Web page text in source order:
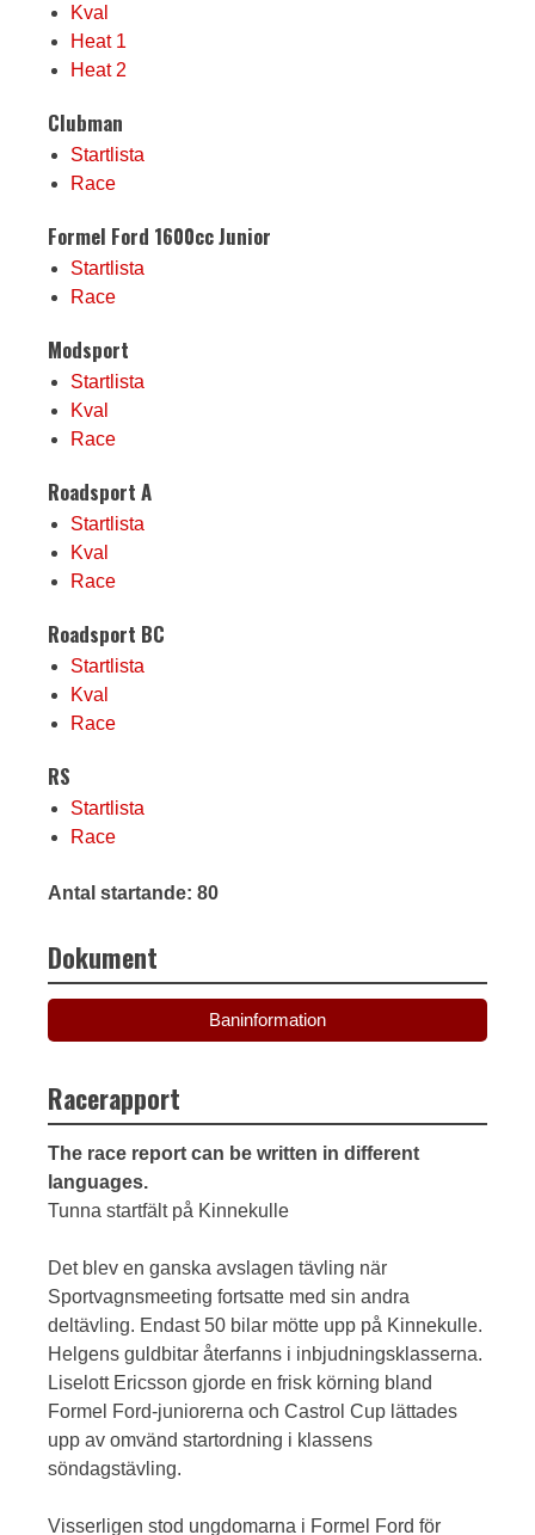
Kval
Heat 1
Heat 2
Clubman
Startlista
Race
Formel Ford 1600cc Junior
Startlista
Race
Modsport
Startlista
Kval
Race
Roadsport A
Startlista
Kval
Race
Roadsport BC
Startlista
Kval
Race
RS
Startlista
Race
Antal startande: 80
Dokument
Baninformation
Racerapport
The race report can be written in different
languages.
Tunna startfält på Kinnekulle
Det blev en ganska avslagen tävling när
Sportvagnsmeeting fortsatte med sin andra
deltävling. Endast 50 bilar mötte upp på Kinnekulle.
Helgens guldbitar återfanns i inbjudningsklasserna.
Liselott Ericsson gjorde en frisk körning bland
Formel Ford-juniorerna och Castrol Cup lättades
upp av omvänd startordning i klassens
söndagstävling.
Visserligen stod ungdomarna i Formel Ford för